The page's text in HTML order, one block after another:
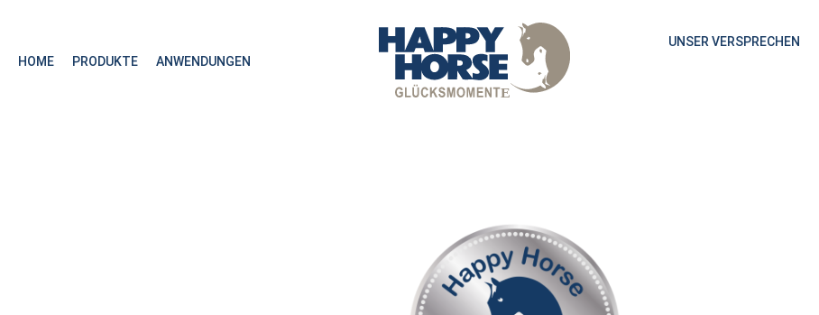
HOME PRODUKTE ANWENDUNGEN
UNSER VERSPRECHEN